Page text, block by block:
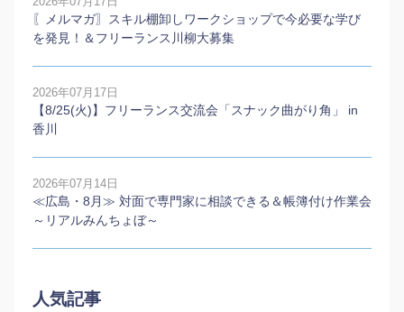
〖メルマガ〗スキル棚卸しワークショップで今必要な学び
を発見！＆フリーランス川柳大募集
2026年07月17日
【8/25(火)】フリーランス交流会「スナック曲がり角」 in
香川
2026年07月14日
≪広島・8月≫ 対面で専門家に相談できる＆帳簿付け作業会
～リアルみんちょぼ～
人気記事